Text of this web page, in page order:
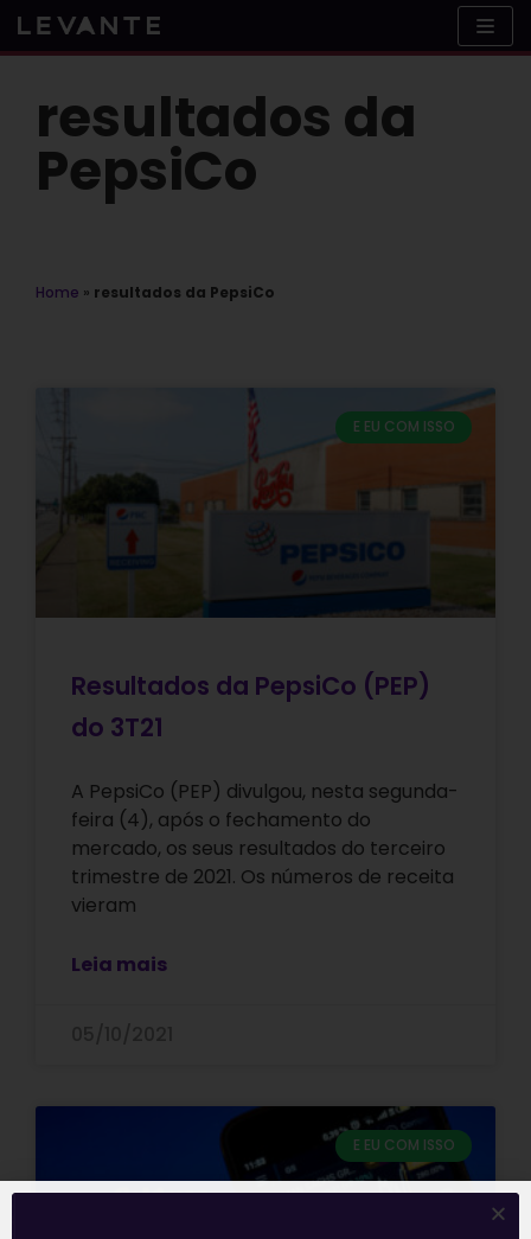
Skip
to
resultados da
PepsiCo
Home » resultados da PepsiCo
E EU COM ISSO
Resultados da PepsiCo (PEP)
do 3T21
A PepsiCo (PEP) divulgou, nesta segunda-
feira (4), após o fechamento do
mercado, os seus resultados do terceiro
trimestre de 2021. Os números de receita
vieram
Leia mais
E EU COM ISSO